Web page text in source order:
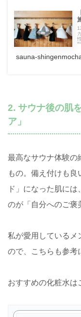
sauna-
2. サウナ後の肌
ア」
最高なサウナ体験の
もの。備え付けも
ド」になった肌に
のが「自分へのご褒
私が愛用しているメ
ので、こちらも参考
おすすめの化粧水は